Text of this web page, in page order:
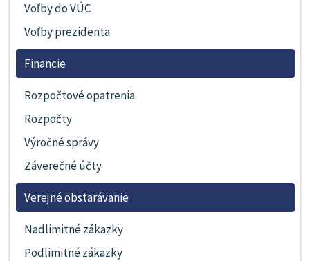
Voľby do VÚC
Voľby prezidenta
Financie
Rozpočtové opatrenia
Rozpočty
Výročné správy
Záverečné účty
Verejné obstarávanie
Nadlimitné zákazky
Podlimitné zákazky